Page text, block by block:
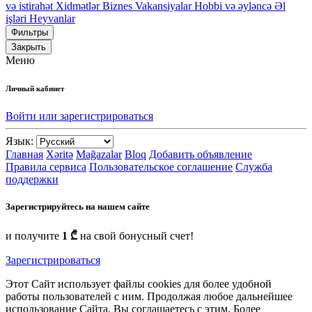
və istirahət Xidmətlər Biznes Vakansiyalar Hobbi və əyləncə Əl
işləri Heyvanlar
Фильтры
Закрыть
Меню
Личный кабинет
Войти или зарегистрироваться
Язык:
Главная Xəritə Mağazalar Bloq Добавить объявление
Правила сервиса Пользовательское соглашение Служба
поддержки
Зарегистрируйтесь на нашем сайте
и получите 1 ₾ на свой бонусный счет!
Зарегистрироваться
Этот Сайт использует файлы cookies для более удобной
работы пользователей с ним. Продолжая любое дальнейшее
использование Сайта, Вы соглашаетесь с этим. Более